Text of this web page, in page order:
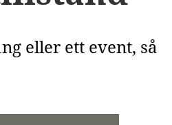
eller ett event, så